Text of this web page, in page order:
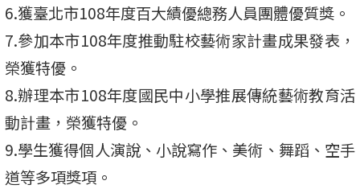
6.獲臺北市108年度百大績優總務人員團體優質獎。
7.參加本市108年度推動駐校藝術家計畫成果發表，
榮獲特優。
8.辦理本市108年度國民中小學推展傳統藝術教育活
動計畫，榮獲特優。
9.學生獲得個人演說、小說寫作、美術、舞蹈、空手
道等多項獎項。